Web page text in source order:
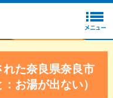
た奈良県奈良市
お湯が出ない）